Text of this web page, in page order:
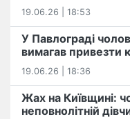
19.06.26 | 18:53
У Павлограді
вимагав привезти
19.06.26 | 18:36
Жах на Київщині:
неповнолітній